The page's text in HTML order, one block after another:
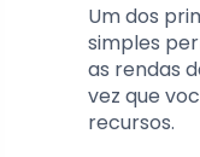
Um dos
simples
as rendas
vez que
recursos.